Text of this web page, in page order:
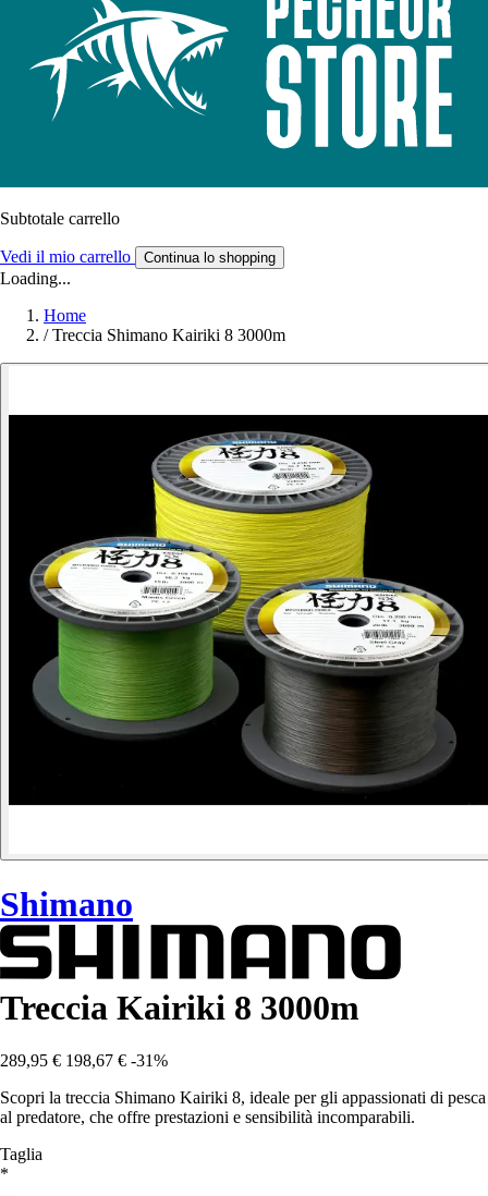
Subtotale carrello
Vedi il mio carrello Continua lo shopping
Loading...
Home
/ Treccia Shimano Kairiki 8 3000m
Shimano
Treccia Kairiki 8 3000m
289,95 € 198,67 € -31%
Scopri la treccia Shimano Kairiki 8, ideale per gli appassionati di pesca
al predatore, che offre prestazioni e sensibilità incomparabili.
Taglia
*